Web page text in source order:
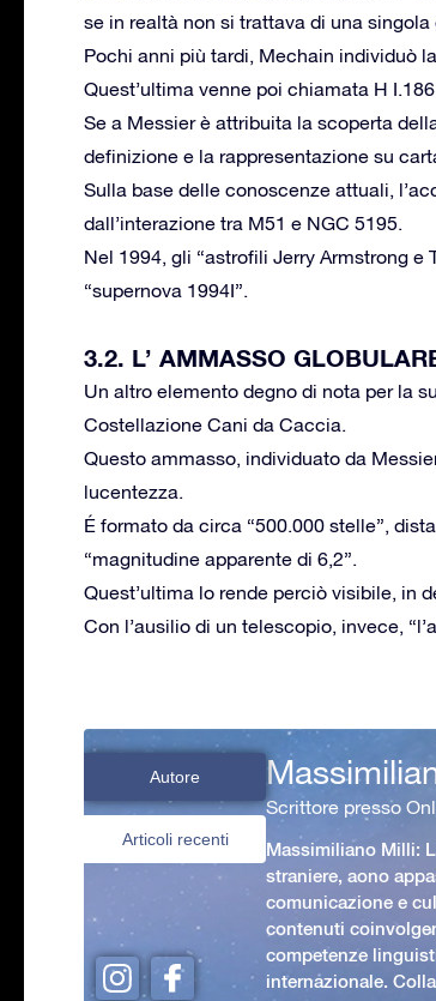
se in realtà non si trattava di una
Pochi anni più tardi, Mechain individuò
Quest’ultima venne poi chiamata H
Se a Messier è attribuita la scoperta
definizione e la rappresentazione su
Sulla base delle conoscenze attuali,
dall’interazione tra M51 e NGC 5195.
Nel 1994, gli “astrofili Jerry Armstrong e
“supernova 1994I”.
3.2. L’ AMMASSO
Un altro elemento degno di nota per la
Costellazione Cani da Caccia.
Questo ammasso, individuato da
lucentezza.
É formato da circa “500.000 stelle”,
“magnitudine apparente di 6,2”.
Quest’ultima lo rende perciò visibile, in
Con l’ausilio di un telescopio, invece,
Autore
Articoli recenti
Scrittore presso
Massimiliano Milli:
straniere, aono
comunicazione e
contenuti
competenze
internazionale.